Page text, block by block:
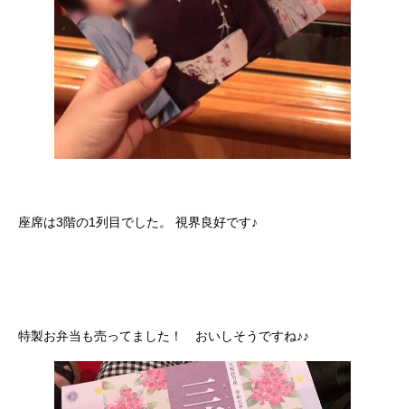
座席は3階の1列目でした。 視界良好です♪
特製お弁当も売ってました！ おいしそうですね♪♪